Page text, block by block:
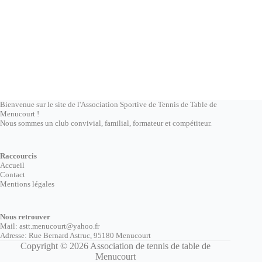
Bienvenue sur le site de l'Association Sportive de Tennis de Table de
Menucourt !
Nous sommes un club convivial, familial, formateur et compétiteur.
Raccourcis
Accueil
Contact
Mentions légales
Nous retrouver
Mail: astt.menucourt@yahoo.fr
Adresse: Rue Bernard Astruc, 95180 Menucourt
Copyright © 2026 Association de tennis de table de
Menucourt